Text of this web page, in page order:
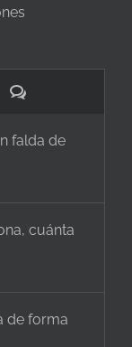
Comentarios
falda de
cuánta
de forma